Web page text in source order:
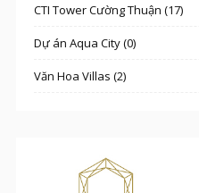
CTI Tower Cường Thuận (17)
Dự án Aqua City (0)
Văn Hoa Villas (2)